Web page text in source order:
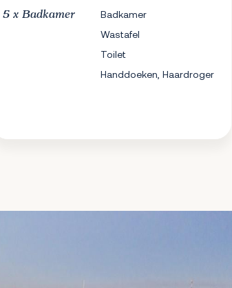
5 x Badkamer
Badkamer
Wastafel
Toilet
Handdoeken, Haardroger